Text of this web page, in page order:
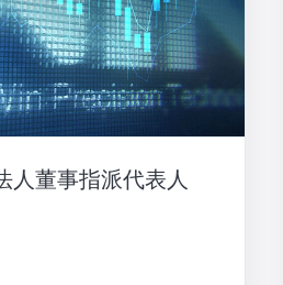
人董事指派代表人